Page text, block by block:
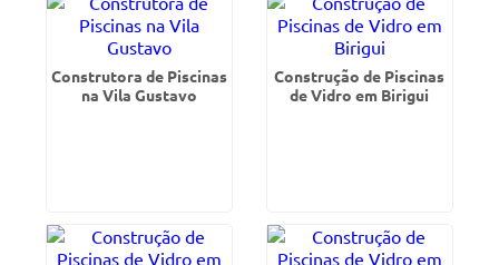
Construtora de Piscinas
na Vila Gustavo
Construção de Piscinas
de Vidro em Birigui